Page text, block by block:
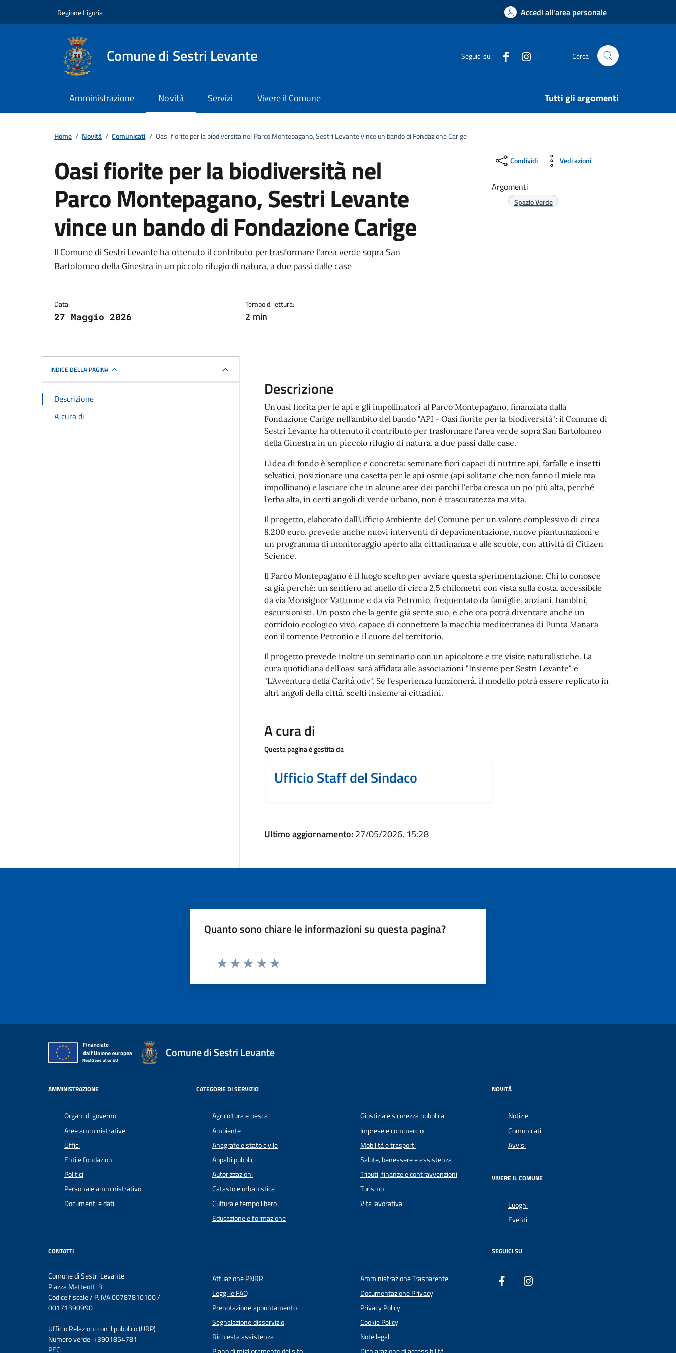
Regione Liguria Accedi all'area personale
Comune di Sestri Levante Seguici su: Facebook Cerca
Amministrazione Novità Servizi Vivere il Comune Tutti gli argomenti
Home / Novità / Comunicati / Oasi fiorite per la biodiversità nel Parco Montepagano, Sestri Levante vince un bando di Fondazione Carige
Oasi fiorite per la biodiversità nel
Parco Montepagano, Sestri Levante
vince un bando di Fondazione Carige
Dettagli della notizia
Il Comune di Sestri Levante ha ottenuto il contributo per trasformare l'area verde sopra San
Bartolomeo della Ginestra in un piccolo rifugio di natura, a due passi dalle case
Data:
27 Maggio 2026
Tempo di lettura:
2 min
Condividi Vedi azioni
Argomenti
Spazio Verde
INDICE DELLA PAGINA
Descrizione
A cura di
Descrizione
Un'oasi fiorita per le api e gli impollinatori al Parco Montepagano, finanziata dalla
Fondazione Carige nell'ambito del bando "API - Oasi fiorite per la biodiversità": il Comune di
Sestri Levante ha ottenuto il contributo per trasformare l'area verde sopra San Bartolomeo
della Ginestra in un piccolo rifugio di natura, a due passi dalle case.
L'idea di fondo è semplice e concreta: seminare fiori capaci di nutrire api, farfalle e insetti
selvatici, posizionare una casetta per le api osmie (api solitarie che non fanno il miele ma
impollinano) e lasciare che in alcune aree dei parchi l'erba cresca un po' più alta, perché
l'erba alta, in certi angoli di verde urbano, non è trascuratezza ma vita.
Il progetto, elaborato dall'Ufficio Ambiente del Comune per un valore complessivo di circa
8.200 euro, prevede anche nuovi interventi di depavimentazione, nuove piantumazioni e
un programma di monitoraggio aperto alla cittadinanza e alle scuole, con attività di Citizen
Science.
Il Parco Montepagano è il luogo scelto per avviare questa sperimentazione. Chi lo conosce
sa già perché: un sentiero ad anello di circa 2,5 chilometri con vista sulla costa, accessibile
da via Monsignor Vattuone e da via Petronio, frequentato da famiglie, anziani, bambini,
escursionisti. Un posto che la gente già sente suo, e che ora potrà diventare anche un
corridoio ecologico vivo, capace di connettere la macchia mediterranea di Punta Manara
con il torrente Petronio e il cuore del territorio.
Il progetto prevede inoltre un seminario con un apicoltore e tre visite naturalistiche. La
cura quotidiana dell'oasi sarà affidata alle associazioni "Insieme per Sestri Levante" e
"L'Avventura della Carità odv". Se l'esperienza funzionerà, il modello potrà essere replicato in
altri angoli della città, scelti insieme ai cittadini.
A cura di
Questa pagina è gestita da
Ufficio Staff del Sindaco
Ultimo aggiornamento:27/05/2026, 15:28
Quanto sono chiare le informazioni su questa pagina?
Comune di Sestri Levante
AMMINISTRAZIONE
Organi di governo
Aree amministrative
Uffici
Enti e fondazioni
Politici
Personale amministrativo
Documenti e dati
CATEGORIE DI SERVIZIO
Agricoltura e pesca
Ambiente
Anagrafe e stato civile
Appalti pubblici
Autorizzazioni
Catasto e urbanistica
Cultura e tempo libero
Educazione e formazione
Giustizia e sicurezza pubblica
Imprese e commercio
Mobilità e trasporti
Salute, benessere e assistenza
Tributi, finanze e contravvenzioni
Turismo
Vita lavorativa
NOVITÀ
Notizie
Comunicati
Avvisi
VIVERE IL COMUNE
Luoghi
Eventi
CONTATTI
Comune di Sestri Levante
Piazza Matteotti 3
Codice fiscale / P. IVA:00787810100 /
00171390990
Ufficio Relazioni con il pubblico (URP)
Numero verde: +3901854781
PEC:
Attuazione PNRR
Leggi le FAQ
Prenotazione appuntamento
Segnalazione disservizio
Richiesta assistenza
Amministrazione Trasparente
Documentazione Privacy
Privacy Policy
Cookie Policy
Note legali
SEGUICI SU
Facebook